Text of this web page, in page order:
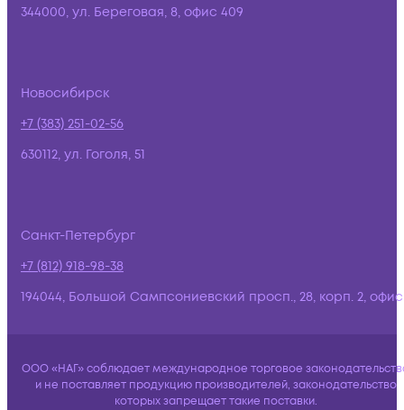
344000, ул. Береговая, 8, офис 409
Новосибирск
+7 (383) 251-02-56
630112, ул. Гоголя, 51
Санкт-Петербург
+7 (812) 918-98-38
194044, Большой Сампсониевский просп., 28, корп. 2,
ООО «НАГ» соблюдает международное торговое
и не поставляет продукцию производителей, законодательство
которых запрещает такие поставки.